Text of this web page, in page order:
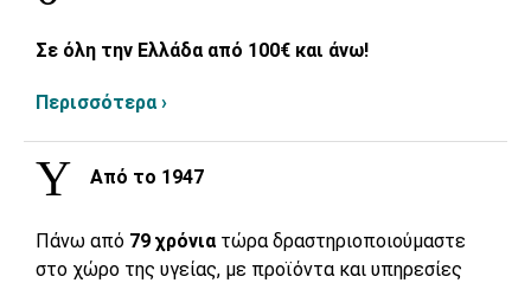
Σε όλη την Ελλάδα από 100€ και άνω!
Περισσότερα ›
Από το 1947
Πάνω από 79 χρόνια τώρα δραστηριοποιούμαστε
στο χώρο της υγείας, με προϊόντα και υπηρεσίες